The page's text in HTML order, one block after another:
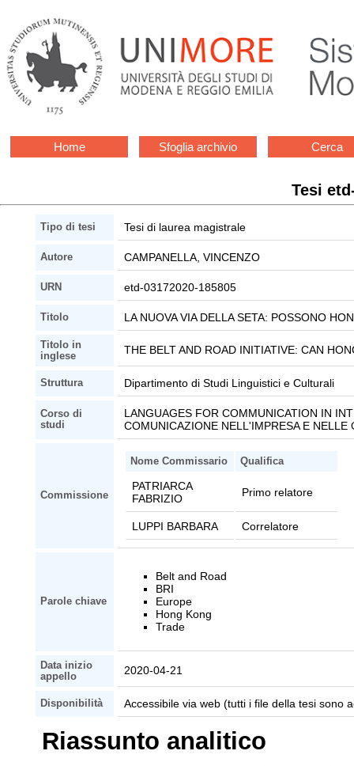
Home Sfoglia archivio Cerca
Tesi
Tipo di tesi Tesi di laurea magistrale
Autore CAMPANELLA, VINCENZO
URN etd-03172020-185805
Titolo LA NUOVA VIA DELLA SETA: POSSONO
Titolo in
inglese
THE BELT AND ROAD INITIATIVE: CAN
Struttura Dipartimento di Studi Linguistici e Culturali
Corso di
studi
LANGUAGES FOR COMMUNICATION IN
COMUNICAZIONE NELL'IMPRESA E
Commissione
Nome Commissario Qualifica
PATRIARCA
FABRIZIO
Primo relatore
LUPPI BARBARA Correlatore
Parole chiave
Belt and Road
BRI
Europe
Hong Kong
Trade
Data inizio
appello
2020-04-21
Disponibilità Accessibile via web (tutti i file della tesi sono
Riassunto analitico